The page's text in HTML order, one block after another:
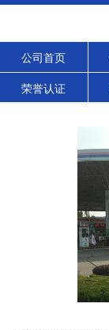
公司首页
荣誉认证